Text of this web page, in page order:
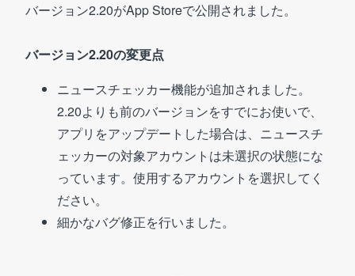
バージョン2.20がApp Storeで公開されました。
バージョン2.20の変更点
ニュースチェッカー機能が追加されました。
2.20よりも前のバージョンをすでにお使いで、
アプリをアップデートした場合は、ニュースチ
ェッカーの対象アカウントは未選択の状態にな
っています。使用するアカウントを選択してく
ださい。
細かなバグ修正を行いました。